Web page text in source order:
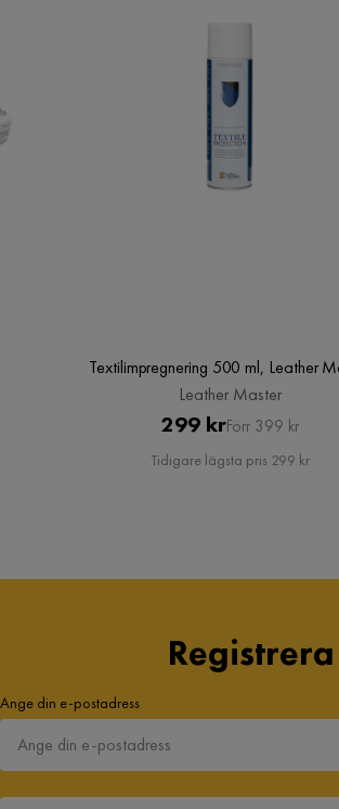
Öppning för kablar
Textilimpregnering 500 ml, Leather
Leather Master
Pris
299 krOriginal
Pris
Förr 399 kr
Tidigare lägsta pris 299 kr
Ange din e-postadress